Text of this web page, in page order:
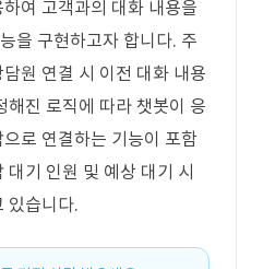
여 고객과의 대화 내용을
을 구현하고자 합니다. 주
원 연결 시 이전 대화 내용
해진 로직에 따라 챗봇이 응
로 연결하는 기능이 포함
기 인원 및 예상 대기 시
있습니다.